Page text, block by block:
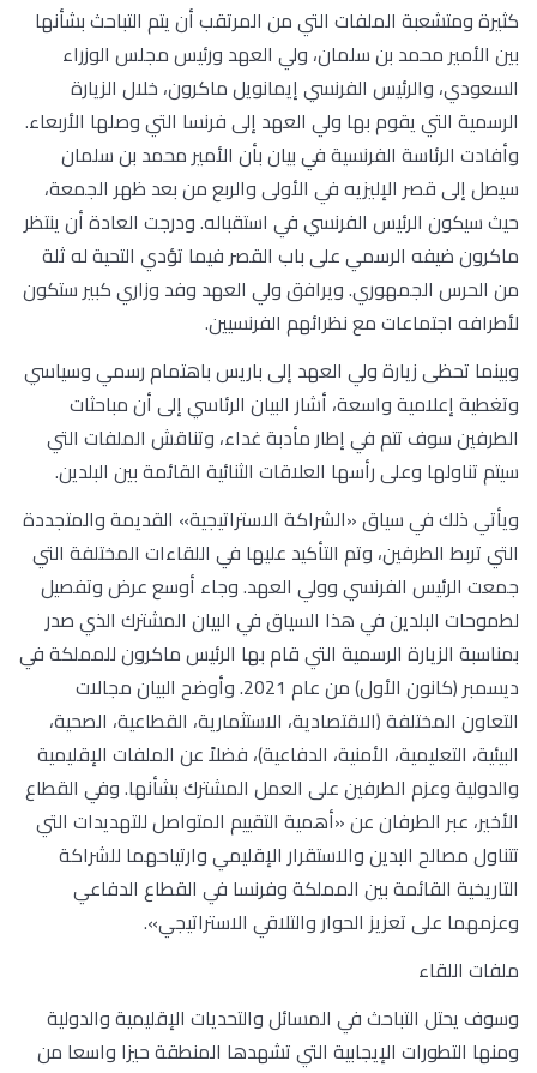
كثيرة ومتشعبة الملفات التي من المرتقب أن يتم التباحث بشأنها
بين الأمير محمد بن سلمان، ولي العهد ورئيس مجلس الوزراء
السعودي، والرئيس الفرنسي إيمانويل ماكرون، خلال الزيارة
الرسمية التي يقوم بها ولي العهد إلى فرنسا التي وصلها الأربعاء.
وأفادت الرئاسة الفرنسية في بيان بأن الأمير محمد بن سلمان
سيصل إلى قصر الإليزيه في الأولى والربع من بعد ظهر الجمعة،
حيث سيكون الرئيس الفرنسي في استقباله. ودرجت العادة أن ينتظر
ماكرون ضيفه الرسمي على باب القصر فيما تؤدي التحية له ثلة
من الحرس الجمهوري. ويرافق ولي العهد وفد وزاري كبير ستكون
لأطرافه اجتماعات مع نظرائهم الفرنسيين.
وبينما تحظى زيارة ولي العهد إلى باريس باهتمام رسمي وسياسي
وتغطية إعلامية واسعة، أشار البيان الرئاسي إلى أن مباحثات
الطرفين سوف تتم في إطار مأدبة غداء، وتناقش الملفات التي
سيتم تناولها وعلى رأسها العلاقات الثنائية القائمة بين البلدين.
ويأتي ذلك في سياق «الشراكة الاستراتيجية» القديمة والمتجددة
التي تربط الطرفين، وتم التأكيد عليها في اللقاءات المختلفة التي
جمعت الرئيس الفرنسي وولي العهد. وجاء أوسع عرض وتفصيل
لطموحات البلدين في هذا السياق في البيان المشترك الذي صدر
بمناسبة الزيارة الرسمية التي قام بها الرئيس ماكرون للمملكة في
ديسمبر (كانون الأول) من عام 2021. وأوضح البيان مجالات
التعاون المختلفة (الاقتصادية، الاستثمارية، القطاعية، الصحية،
البيئية، التعليمية، الأمنية، الدفاعية)، فضلاً عن الملفات الإقليمية
والدولية وعزم الطرفين على العمل المشترك بشأنها. وفي القطاع
الأخير، عبر الطرفان عن «أهمية التقييم المتواصل للتهديدات التي
تتناول مصالح البدين والاستقرار الإقليمي وارتياحهما للشراكة
التاريخية القائمة بين المملكة وفرنسا في القطاع الدفاعي
وعزمهما على تعزيز الحوار والتلاقي الاستراتيجي».
ملفات اللقاء
وسوف يحتل التباحث في المسائل والتحديات الإقليمية والدولية
ومنها التطورات الإيجابية التي تشهدها المنطقة حيزا واسعا من